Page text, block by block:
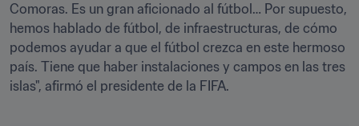
Comoras. Es un gran aficionado al fútbol… Por supuesto,
hemos hablado de fútbol, de infraestructuras, de cómo
podemos ayudar a que el fútbol crezca en este hermoso
país. Tiene que haber instalaciones y campos en las tres
islas", afirmó el presidente de la FIFA.